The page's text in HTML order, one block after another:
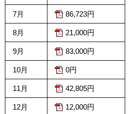
7月 86,723円
8月 21,000円
9月 83,000円
10月 0円
11月 42,805円
12月 12,000円